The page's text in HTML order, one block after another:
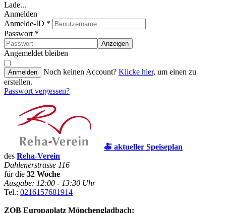
Lade...
Anmelden
Anmelde-ID *
Passwort*
Anzeigen
Angemeldet bleiben
Anmelden Noch keinen Account? Klicke hier, um einen zu
erstellen.
Passwort vergessen?
🍝 aktueller Speiseplan
des Reha-Verein
Dahlenerstrasse 116
für die 32 Woche
Ausgabe: 12:00 - 13:30 Uhr
Tel.: 0216157681914
ZOB Europaplatz Mönchengladbach: